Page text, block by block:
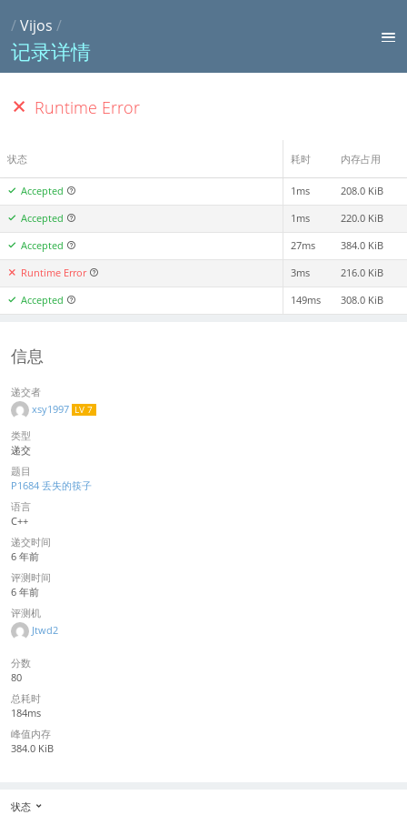
/Vijos /
记录详情
Runtime Error
状态 耗时 内存占用
Accepted 1ms 208.0 KiB
Accepted 1ms 220.0 KiB
Accepted 27ms 384.0 KiB
Runtime Error 3ms 216.0 KiB
Accepted 149ms 308.0 KiB
信息
递交者
xsy1997 LV 7
类型
递交
题目
P1684 丢失的筷子
语言
C++
递交时间
6 年前
评测时间
6 年前
评测机
Jtwd2
分数
80
总耗时
184ms
峰值内存
384.0 KiB
状态